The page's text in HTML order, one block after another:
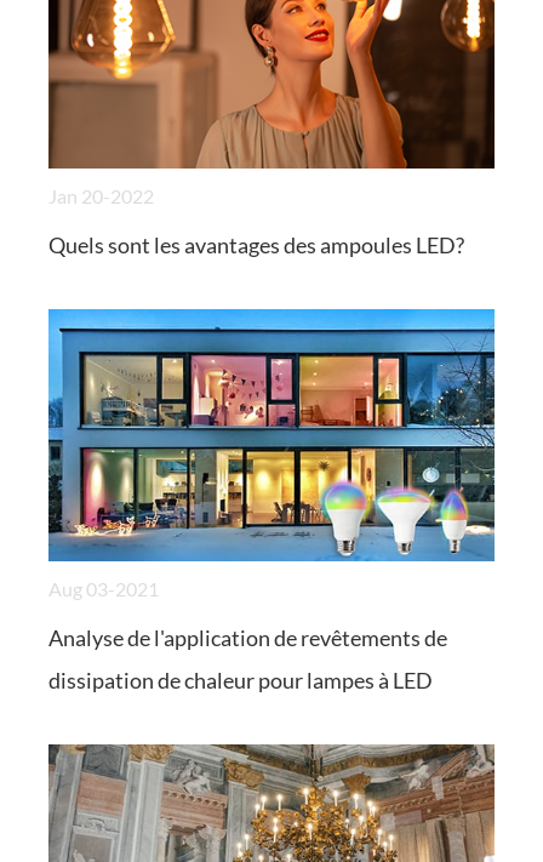
Jan 20-2022
Quels sont les avantages des ampoules LED?
Aug 03-2021
Analyse de l'application de revêtements de
dissipation de chaleur pour lampes à LED